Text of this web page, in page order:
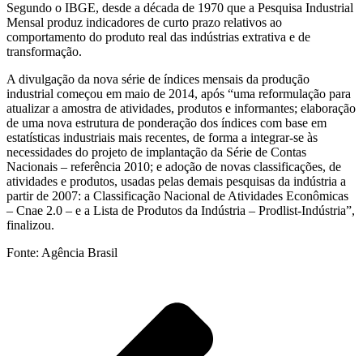
Segundo o IBGE, desde a década de 1970 que a Pesquisa Industrial
Mensal produz indicadores de curto prazo relativos ao
comportamento do produto real das indústrias extrativa e de
transformação.
A divulgação da nova série de índices mensais da produção
industrial começou em maio de 2014, após “uma reformulação para
atualizar a amostra de atividades, produtos e informantes; elaboração
de uma nova estrutura de ponderação dos índices com base em
estatísticas industriais mais recentes, de forma a integrar-se às
necessidades do projeto de implantação da Série de Contas
Nacionais – referência 2010; e adoção de novas classificações, de
atividades e produtos, usadas pelas demais pesquisas da indústria a
partir de 2007: a Classificação Nacional de Atividades Econômicas
– Cnae 2.0 – e a Lista de Produtos da Indústria – Prodlist-Indústria”,
finalizou.
Fonte: Agência Brasil